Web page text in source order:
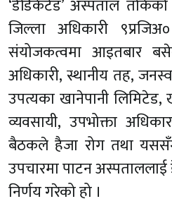
‘डेडिकेटेड’ अस्पताल
जिल्ला अधिकारी
संयोजकत्वमा आइतबार
अधिकारी, स्थानीय तह,
उपत्यका खानेपानी लिमिटेड,
व्यवसायी, उपभोक्ता
बैठकले हैजा रोग तथा
उपचारमा पाटन
निर्णय गरेको हो ।